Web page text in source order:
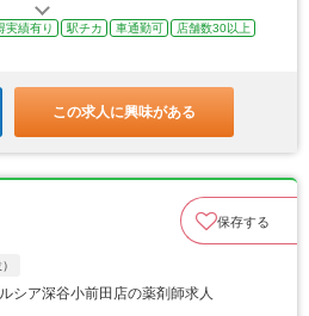
実績有り 駅チカ 車通勤可
店舗数30以上
この求人に興味がある
保存する
シア深谷小前田店の薬剤師求人